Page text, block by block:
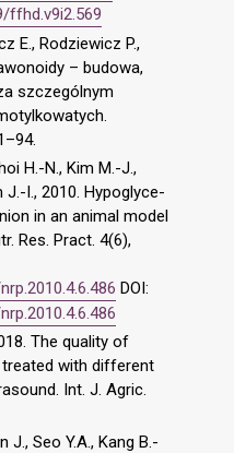
ffhd.v9i2.569
E., Rodziewicz P.,
– budowa,
szczególnym
H.-N., Kim M.-J.,
J.-I., 2010. Hypoglyce-
in an animal model
Res. Pract. 4(6),
DOI:
The quality of
with different
Int. J. Agric.
J., Seo Y.A., Kang B.-